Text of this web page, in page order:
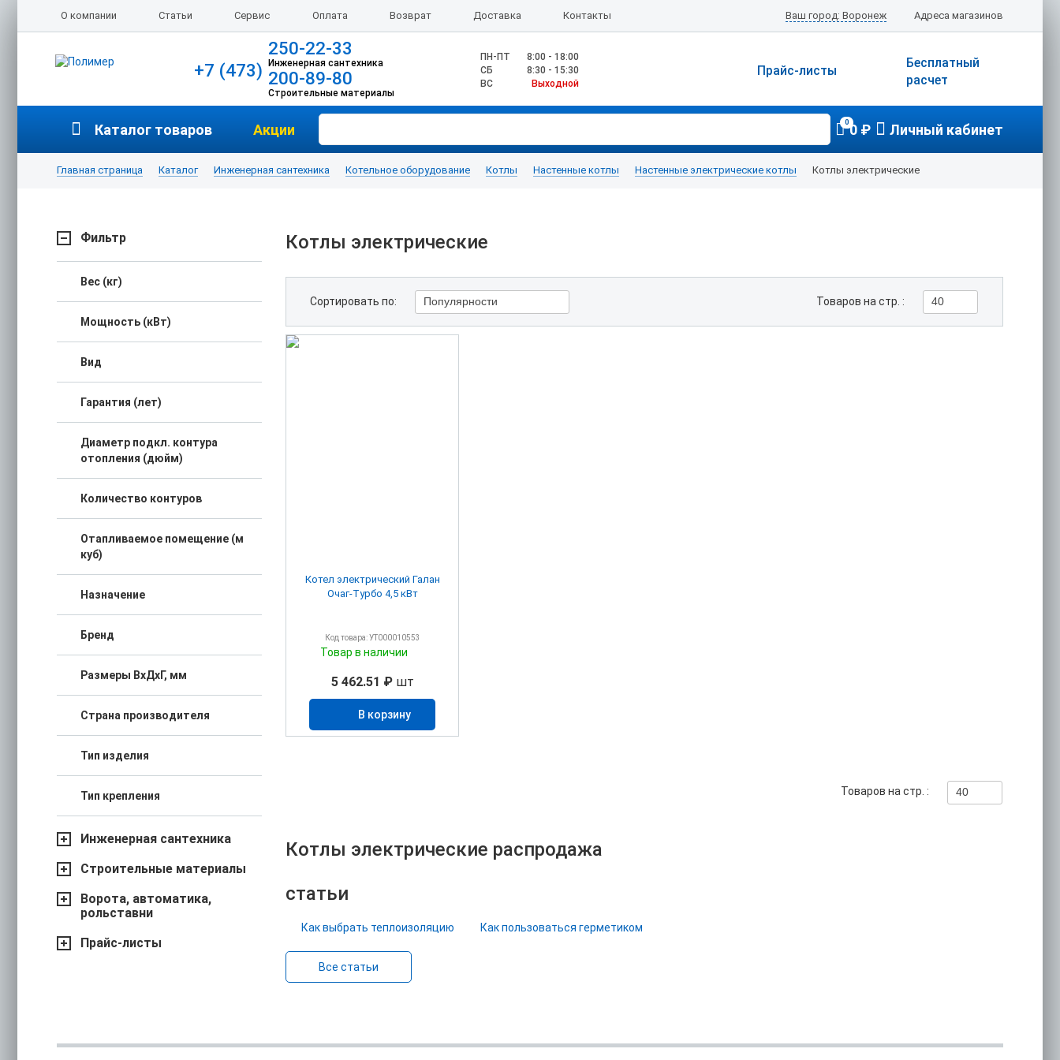
О компании Статьи Сервис Оплата Возврат Доставка Контакты Адреса магазинов
Ваш город: Воронеж
+7 (473)
250-22-33
Инженерная сантехника
200-89-80
Строительные материалы
ПН-ПТ
8:00 - 18:00
CБ
8:30 - 15:30
ВС
Выходной
Бесплатный
расчет
Прайс-листы
Каталог товаров Акции 00 ₽ Личный кабинет
Главная страница Каталог Инженерная сантехника Котельное оборудование Котлы Настенные котлы Настенные электрические котлы Котлы электрические
Фильтр
Вес (кг)
Мощность (кВт)
Вид
Гарантия (лет)
Диаметр подкл. контура
отопления (дюйм)
Количество контуров
Отапливаемое помещение (м
куб)
Назначение
Бренд
Размеры ВхДхГ, мм
Страна производителя
Тип изделия
Тип крепления
Инженерная сантехника
Строительные материалы
Ворота, автоматика,
рольставни
Прайс-листы
Котлы электрические
Сортировать по: Популярности Товаров на стр. : 40
Котел электрический Галан
Очаг-Турбо 4,5 кВт
Код товара: УТ000010553
Товар в наличии
5 462.51 ₽шт
В корзину
Товаров на стр. : 40
Котлы электрические распродажа
статьи
Как выбрать теплоизоляцию Как пользоваться герметиком
Все статьи